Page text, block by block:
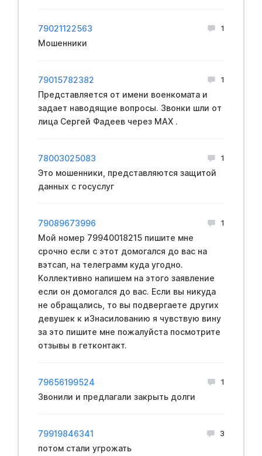
79021122563 1
Мошенники
79015782382 1
Представляется от имени вoeнкомата и
задает наводящие вопросы. Звонки шли от
лица Сергей Фадеев через МАХ .
78003025083 1
Это мошенники, представляются защитой
данных с госуслуг
79089673996 1
Мой номер 79940018215 пишите мне
срочно если с этот домогался до вас на
вэтсап, на телеграмм куда угодно.
Kоллективно напишем на этого заявление
если он домогался до вас. Если вы никуда
не обращались, то вы подвергаете других
девушек к и3нacилoванию я чувствую вину
за это пишите мне пожалуйста посмотрите
отзывы в гeтконтакт.
79656199524 1
Звонили и предлагали закрыть долги
79919846341 3
потом стали угрожать